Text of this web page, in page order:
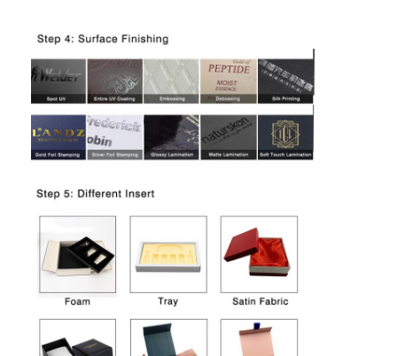
Ειδήσεις
Κουτί συσκευασίας ηλεκτρονικών
Άκαμπτο κιβώτιο δώρων